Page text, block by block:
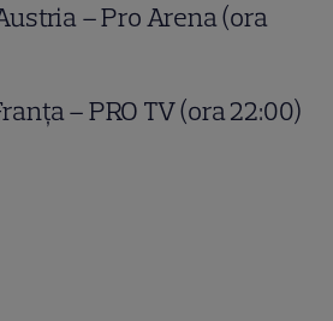
– Pro Arena (ora
– PRO TV (ora 22:00)